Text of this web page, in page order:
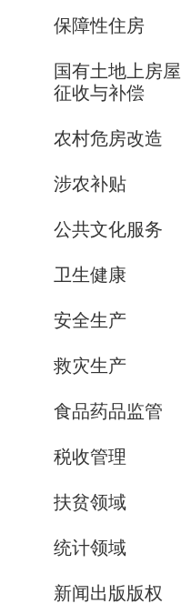
保障性住房
国有土地上房屋
征收与补偿
农村危房改造
涉农补贴
公共文化服务
卫生健康
安全生产
救灾生产
食品药品监管
税收管理
扶贫领域
统计领域
新闻出版版权